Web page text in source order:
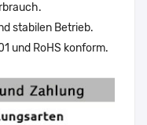
stabilen Betrieb.
und RoHS konform.